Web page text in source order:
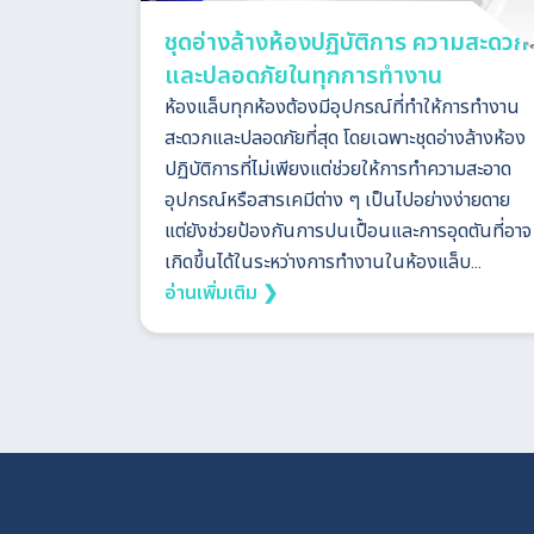
ชุดอ่างล้างห้องปฏิบัติการ ความสะดวก
และปลอดภัยในทุกการทำงาน
ห้องแล็บทุกห้องต้องมีอุปกรณ์ที่ทำให้การทำงาน
สะดวกและปลอดภัยที่สุด โดยเฉพาะชุดอ่างล้างห้อง
ปฏิบัติการที่ไม่เพียงแต่ช่วยให้การทำความสะอาด
อุปกรณ์หรือสารเคมีต่าง ๆ เป็นไปอย่างง่ายดาย
แต่ยังช่วยป้องกันการปนเปื้อนและการอุดตันที่อาจ
เกิดขึ้นได้ในระหว่างการทำงานในห้องแล็บ...
อ่านเพิ่มเติม ❯